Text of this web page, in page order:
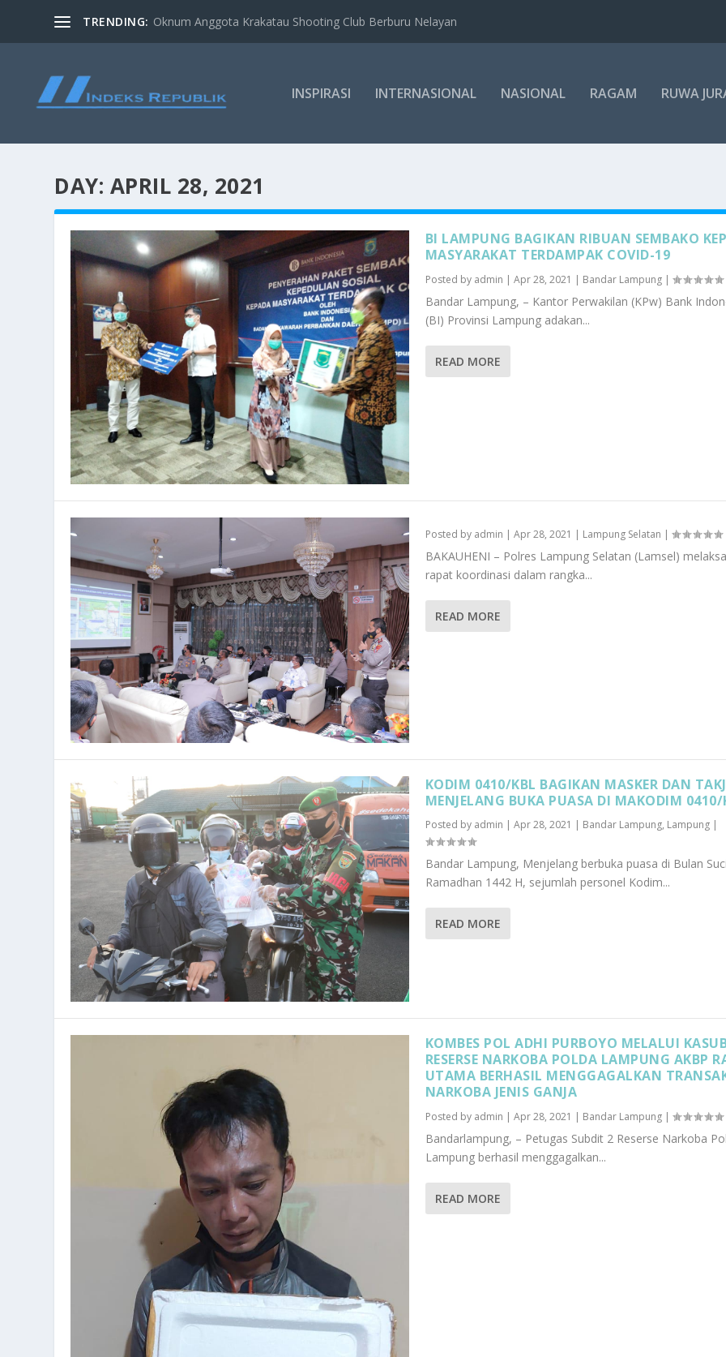
TRENDING: Oknum Anggota Krakatau Shooting Club Berburu Nelayan
INSPIRASI INTERNASIONAL NASIONAL RAGAM RUWA
DAY: APRIL 28, 2021
BI LAMPUNG BAGIKAN RIBUAN SEMBAKO
MASYARAKAT TERDAMPAK COVID-19
Posted by admin | Apr 28, 2021 | Bandar Lampung|
Bandar Lampung, – Kantor Perwakilan (KPw) Bank
(BI) Provinsi Lampung adakan...
READ MORE
Posted by admin | Apr 28, 2021 | Lampung Selatan |
BAKAUHENI – Polres Lampung Selatan (Lamsel)
rapat koordinasi dalam rangka...
READ MORE
KODIM 0410/KBL BAGIKAN MASKER DAN
MENJELANG BUKA PUASA DI MAKODIM 0410/
Posted by admin | Apr 28, 2021 | Bandar Lampung, Lampung|
Bandar Lampung, Menjelang berbuka puasa di Bulan
Ramadhan 1442 H, sejumlah personel Kodim...
READ MORE
KOMBES POL ADHI PURBOYO MELALUI
RESERSE NARKOBA POLDA LAMPUNG AKBP
UTAMA BERHASIL MENGGAGALKAN
NARKOBA JENIS GANJA
Posted by admin | Apr 28, 2021 | Bandar Lampung|
Bandarlampung, – Petugas Subdit 2 Reserse Narkoba
Lampung berhasil menggagalkan...
READ MORE